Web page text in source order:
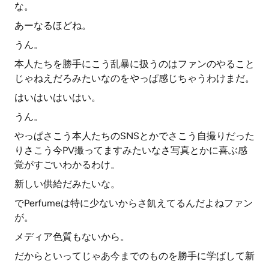
な。
あーなるほどね。
うん。
本人たちを勝手にこう乱暴に扱うのはファンのやること
じゃねえだろみたいなのをやっぱ感じちゃうわけまだ。
はいはいはいはい。
うん。
やっぱさこう本人たちのSNSとかでさこう自撮りだった
りさこう今PV撮ってますみたいなさ写真とかに喜ぶ感
覚がすごいわかるわけ。
新しい供給だみたいな。
でPerfumeは特に少ないからさ飢えてるんだよねファン
が。
メディア色質もないから。
だからといってじゃあ今までのものを勝手に学ばして新